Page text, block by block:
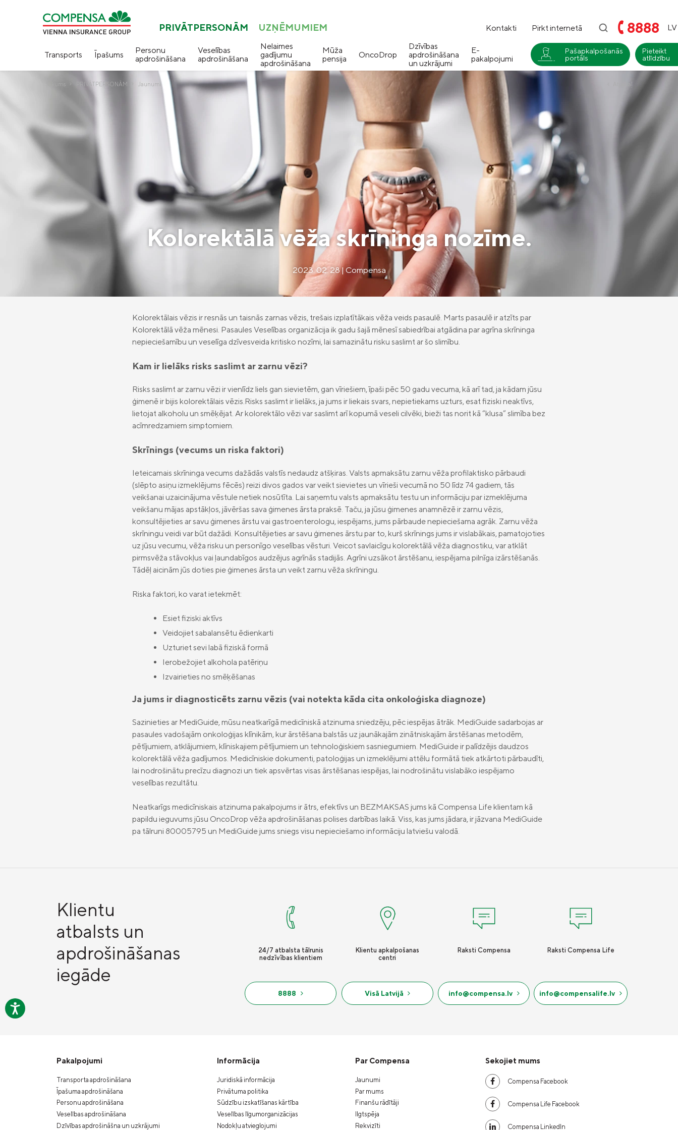
PRIVĀTPERSONĀM UZŅĒMUMIEM Kontakti Pirkt internetā 8888 LV
Transports Īpašums
Personu
apdrošināšana
Veselības
apdrošināšana
Nelaimes
gadījumu
apdrošināšana
Mūža
pensija
OncoDrop
Dzīvības
apdrošināšana
un uzkrājumi
E-
pakalpojumi
Pašapkalpošanās
portāls
Compensa Life
Dzīvības un veselības
apdrošināšanas pakalpojumi
Pieteikt
atlīdzību
PRIVĀTPERSONĀM Jaunumi
Kolorektālā vēža skrīninga nozīme.
2023. 02. 28 | Compensa
Kolorektālais vēzis ir resnās un taisnās zarnas vēzis, trešais izplatītākais vēža veids pasaulē. Marts pasaulē ir atzīts par
Kolorektālā vēža mēnesi. Pasaules Veselības organizācija ik gadu šajā mēnesī sabiedrībai atgādina par agrīna skrīninga
nepieciešamību un veselīga dzīvesveida kritisko nozīmi, lai samazinātu risku saslimt ar šo slimību.
Kam ir lielāks risks saslimt ar zarnu vēzi?
Risks saslimt ar zarnu vēzi ir vienlīdz liels gan sievietēm, gan vīriešiem, īpaši pēc 50 gadu vecuma, kā arī tad, ja kādam jūsu
ģimenē ir bijis kolorektālais vēzis.Risks saslimt ir lielāks, ja jums ir liekais svars, nepietiekams uzturs, esat fiziski neaktīvs,
lietojat alkoholu un smēķējat. Ar kolorektālo vēzi var saslimt arī kopumā veseli cilvēki, bieži tas norit kā “klusa” slimība bez
acīmredzamiem simptomiem.
Skrīnings (vecums un riska faktori)
Ieteicamais skrīninga vecums dažādās valstīs nedaudz atšķiras. Valsts apmaksātu zarnu vēža profilaktisko pārbaudi
(slēpto asiņu izmeklējums fēcēs) reizi divos gados var veikt sievietes un vīrieši vecumā no 50 līdz 74 gadiem, tās
veikšanai uzaicinājuma vēstule netiek nosūtīta. Lai saņemtu valsts apmaksātu testu un informāciju par izmeklējuma
veikšanu mājas apstākļos, jāvēršas sava ģimenes ārsta praksē. Taču, ja jūsu ģimenes anamnēzē ir zarnu vēzis,
konsultējieties ar savu ģimenes ārstu vai gastroenterologu, iespējams, jums pārbaude nepieciešama agrāk. Zarnu vēža
skrīningu veidi var būt dažādi. Konsultējieties ar savu ģimenes ārstu par to, kurš skrīnings jums ir vislabākais, pamatojoties
uz jūsu vecumu, vēža risku un personīgo veselības vēsturi. Veicot savlaicīgu kolorektālā vēža diagnostiku, var atklāt
pirmsvēža stāvokļus vai ļaundabīgos audzējus agrīnās stadijās. Agrīni uzsākot ārstēšanu, iespējama pilnīga izārstēšanās.
Tādēļ aicinām jūs doties pie ģimenes ārsta un veikt zarnu vēža skrīningu.
Riska faktori, ko varat ietekmēt:
Esiet fiziski aktīvs
Veidojiet sabalansētu ēdienkarti
Uzturiet sevi labā fiziskā formā
Ierobežojiet alkohola patēriņu
Izvairieties no smēķēšanas
Ja jums ir diagnosticēts zarnu vēzis (vai notekta kāda cita onkoloģiska diagnoze)
Sazinieties ar MediGuide, mūsu neatkarīgā medicīniskā atzinuma sniedzēju, pēc iespējas ātrāk. MediGuide sadarbojas ar
pasaules vadošajām onkoloģijas klīnikām, kur ārstēšana balstās uz jaunākajām zinātniskajām ārstēšanas metodēm,
pētījumiem, atklājumiem, klīniskajiem pētījumiem un tehnoloģiskiem sasniegumiem. MediGuide ir palīdzējis daudzos
kolorektālā vēža gadījumos. Medicīniskie dokumenti, patoloģijas un izmeklējumi attēlu formātā tiek atkārtoti pārbaudīti,
lai nodrošinātu precīzu diagnozi un tiek apsvērtas visas ārstēšanas iespējas, lai nodrošinātu vislabāko iespējamo
veselības rezultātu.
Neatkarīgs medicīniskais atzinuma pakalpojums ir ātrs, efektīvs un BEZMAKSAS jums kā Compensa Life klientam kā
papildu ieguvums jūsu OncoDrop vēža apdrošināšanas polises darbības laikā. Viss, kas jums jādara, ir jāzvana MediGuide
pa tālruni 80005795 un MediGuide jums sniegs visu nepieciešamo informāciju latviešu valodā.
Klientu
atbalsts un
apdrošināšanas
iegāde
24/7 atbalsta tālrunis
nedzīvības klientiem
8888
Klientu apkalpošanas
centri
Visā Latvijā
Raksti Compensa
info@compensa.lv
Raksti Compensa Life
info@compensalife.lv
Pakalpojumi
Transporta apdrošināšana
Īpašuma apdrošināšana
Personu apdrošināšana
Veselības apdrošināšana
Dzīvības apdrošināšna un uzkrājumi
Informācija
Juridiskā informācija
Privātuma politika
Sūdzību izskatīšanas kārtība
Veselības līgumorganizācijas
Nodokļu atvieglojumi
Par Compensa
Jaunumi
Par mums
Finanšu rādītāji
Ilgtspēja
Rekvizīti
Sekojiet mums
Compensa Facebook
Compensa Life Facebook
Compensa LinkedIn